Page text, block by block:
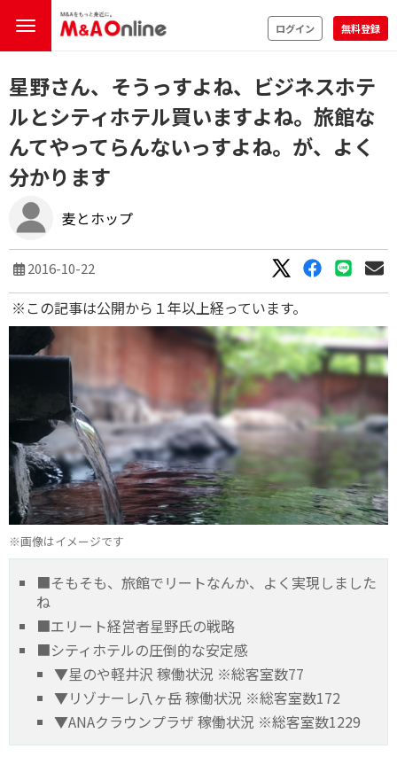
ログイン 無料登録
星野さん、そうっすよね、ビジネスホテ
ルとシティホテル買いますよね。旅館な
んてやってらんないっすよね。が、よく
分かります
麦とホップ
2016-10-22
※この記事は公開から１年以上経っています。
※画像はイメージです
■そもそも、旅館でリートなんか、よく実現しました
ね
■エリート経営者星野氏の戦略
■シティホテルの圧倒的な安定感
▼星のや軽井沢 稼働状況 ※総客室数77
▼リゾナーレ八ヶ岳 稼働状況 ※総客室数172
▼ANAクラウンプラザ 稼働状況 ※総客室数1229